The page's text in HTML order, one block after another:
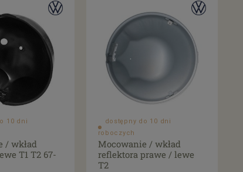
10 dni
/ wkład
T1 T2 67-
dostępny do 10 dni
roboczych
Mocowanie / wkład
reflektora prawe / lewe
T2